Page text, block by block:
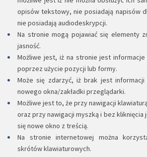
opisów tekstowy, nie posiadają napisów
nie posiadają audiodeskrypcji.
Na stronie mogą pojawiać się elementy
jasność.
Możliwe jest, iż na stronie jest informacje
poprzez użycie pozycji lub formy.
Może się zdarzyć, iż brak jest
nowego okna/zakładki przeglądarki.
Możliwe jest to, że przy nawigacji klawiaturą
oraz przy nawigacji myszką i bez kliknięcia
się nowe okno z treścią.
Na stronie internetowej można
skrótów klawiaturowych.